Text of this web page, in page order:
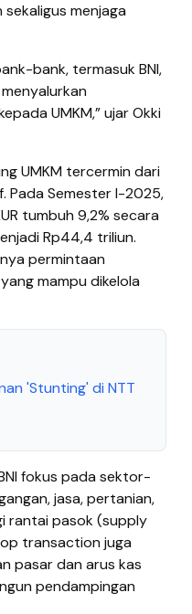
menjaga
bank, termasuk BNI,
UMKM,” ujar Okki
UMKM tercermin dari
Pada Semester I-2025,
tumbuh 9,2% secara
Rp44,4 triliun.
permintaan
mampu dikelola
'Stunting' di NTT
fokus pada sektor-
jasa, pertanian,
rantai pasok (supply
transaction juga
pasar dan arus kas
pendampingan